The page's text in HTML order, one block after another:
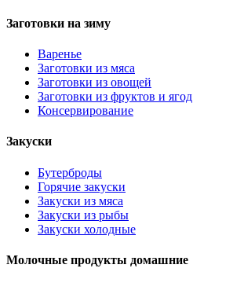
Заготовки на зиму
Варенье
Заготовки из мяса
Заготовки из овощей
Заготовки из фруктов и ягод
Консервирование
Закуски
Бутерброды
Горячие закуски
Закуски из мяса
Закуски из рыбы
Закуски холодные
Молочные продукты домашние